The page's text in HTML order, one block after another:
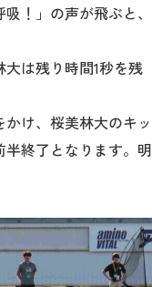
！」の声が飛ぶと、
は残り時間1秒を残
け、桜美林大のキッ
終了となります。明